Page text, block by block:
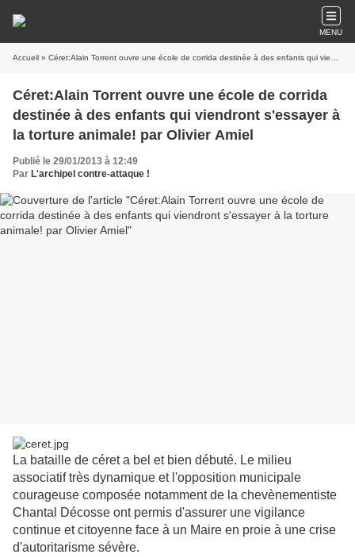
MENU
Accueil » Céret:Alain Torrent ouvre une école de corrida destinée à des enfants qui viendront s'essayer à la torture animale! par Olivier Amiel
Céret:Alain Torrent ouvre une école de corrida
destinée à des enfants qui viendront s'essayer à
la torture animale! par Olivier Amiel
Publié le 29/01/2013 à 12:49
Par L'archipel contre-attaque !
La bataille de céret a bel et bien débuté. Le milieu
associatif très dynamique et l'opposition municipale
courageuse composée notamment de la chevènementiste
Chantal Décosse ont permis d'assurer une vigilance
continue et citoyenne face à un Maire en proie à une crise
d'autoritarisme sévère.